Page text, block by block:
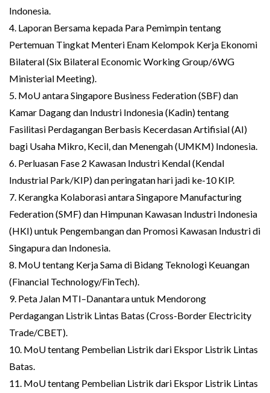
Indonesia.
4. Laporan Bersama kepada Para Pemimpin tentang
Pertemuan Tingkat Menteri Enam Kelompok Kerja Ekonomi
Bilateral (Six Bilateral Economic Working Group/6WG
Ministerial Meeting).
5. MoU antara Singapore Business Federation (SBF) dan
Kamar Dagang dan Industri Indonesia (Kadin) tentang
Fasilitasi Perdagangan Berbasis Kecerdasan Artifisial (AI)
bagi Usaha Mikro, Kecil, dan Menengah (UMKM) Indonesia.
6. Perluasan Fase 2 Kawasan Industri Kendal (Kendal
Industrial Park/KIP) dan peringatan hari jadi ke-10 KIP.
7. Kerangka Kolaborasi antara Singapore Manufacturing
Federation (SMF) dan Himpunan Kawasan Industri Indonesia
(HKI) untuk Pengembangan dan Promosi Kawasan Industri di
Singapura dan Indonesia.
8. MoU tentang Kerja Sama di Bidang Teknologi Keuangan
(Financial Technology/FinTech).
9. Peta Jalan MTI–Danantara untuk Mendorong
Perdagangan Listrik Lintas Batas (Cross-Border Electricity
Trade/CBET).
10. MoU tentang Pembelian Listrik dari Ekspor Listrik Lintas
Batas.
11. MoU tentang Pembelian Listrik dari Ekspor Listrik Lintas